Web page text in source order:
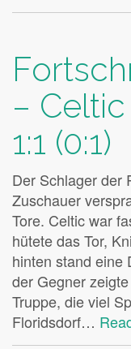
–
1:1 (0:1)
Der Schlager der
Zuschauer
Tore. Celtic war
hütete das Tor,
hinten stand eine
der Gegner
Truppe, die viel
Floridsdorf…